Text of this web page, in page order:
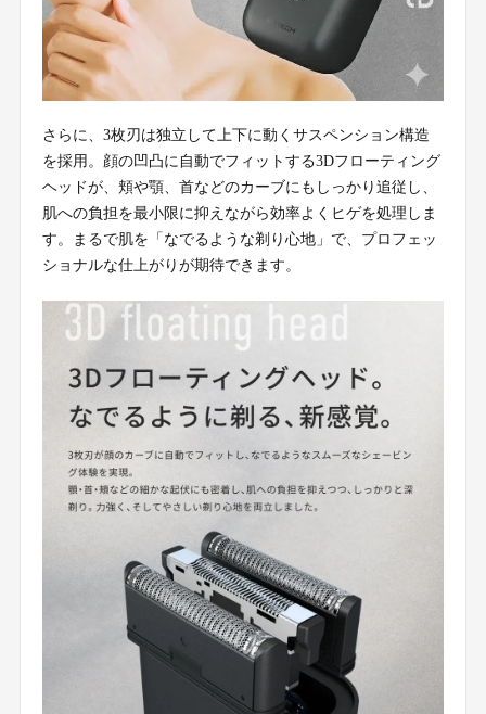
さらに、3枚刃は独立して上下に動くサスペンション構造
を採用。顔の凹凸に自動でフィットする3Dフローティング
ヘッドが、頬や顎、首などのカーブにもしっかり追従し、
肌への負担を最小限に抑えながら効率よくヒゲを処理しま
す。まるで肌を「なでるような剃り心地」で、プロフェッ
ショナルな仕上がりが期待できます。